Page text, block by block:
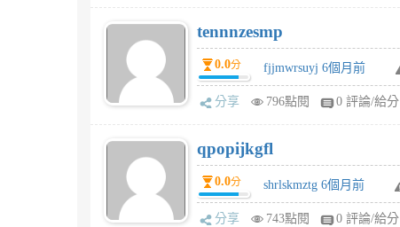
tennnzesmp
0.0分 fjjmwrsuyj 6個月前
分享 796點閱 0 評論/給分
qpopijkgfl
0.0分 shrlskmztg 6個月前
分享 743點閱 0 評論/給分